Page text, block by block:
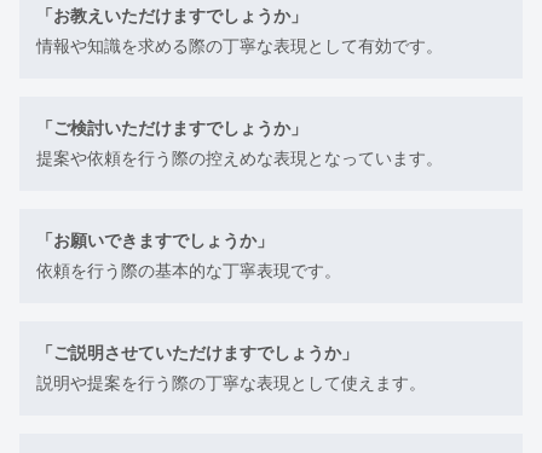
「お教えいただけますでしょうか」
情報や知識を求める際の丁寧な表現として有効です。
「ご検討いただけますでしょうか」
提案や依頼を行う際の控えめな表現となっています。
「お願いできますでしょうか」
依頼を行う際の基本的な丁寧表現です。
「ご説明させていただけますでしょうか」
説明や提案を行う際の丁寧な表現として使えます。